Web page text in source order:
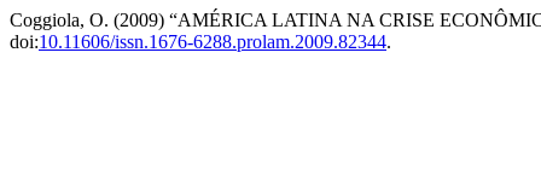
Coggiola, O. (2009) “AMÉRICA LATINA NA CRISE
doi:10.11606/issn.1676-6288.prolam.2009.82344.